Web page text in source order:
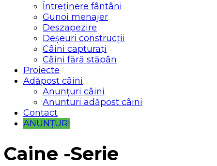
Întreținere fântâni
Gunoi menajer
Deszapezire
Deșeuri construcții
Câini capturați
Câini fără stăpân
Proiecte
Adăpost câini
Anunțuri câini
Anunturi adăpost câini
Contact
ANUNȚURI
Caine -Serie